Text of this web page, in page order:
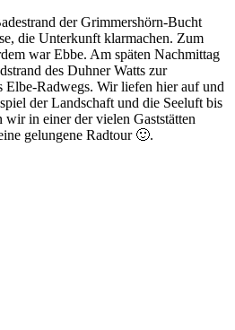
der Grimmershörn-Bucht
die Unterkunft klarmachen. Zum
war Ebbe. Am späten Nachmittag
des Duhner Watts zur
Elbe-Radwegs. Wir liefen hier auf und
der Landschaft und die Seeluft bis
in einer der vielen Gaststätten
gelungene Radtour 🙂.